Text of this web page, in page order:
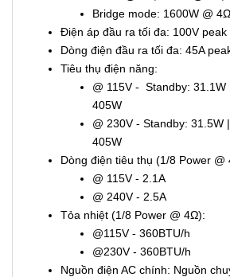
Bridge mode: 1600W @
Điện áp đầu ra tối đa: 100V peak
Dòng điện đầu ra tối đa: 45A
Tiêu thụ điện năng:
@ 115V - Standby:
405W
@ 230V - Standby: 31.5W
405W
Dòng điện tiêu thụ (1/8 Power @
@ 115V - 2.1A
@ 240V - 2.5A
Tỏa nhiệt (1/8 Power @ 4Ω):
@115V - 360BTU/h
@230V - 360BTU/h
Nguồn điện AC chính: Nguồn